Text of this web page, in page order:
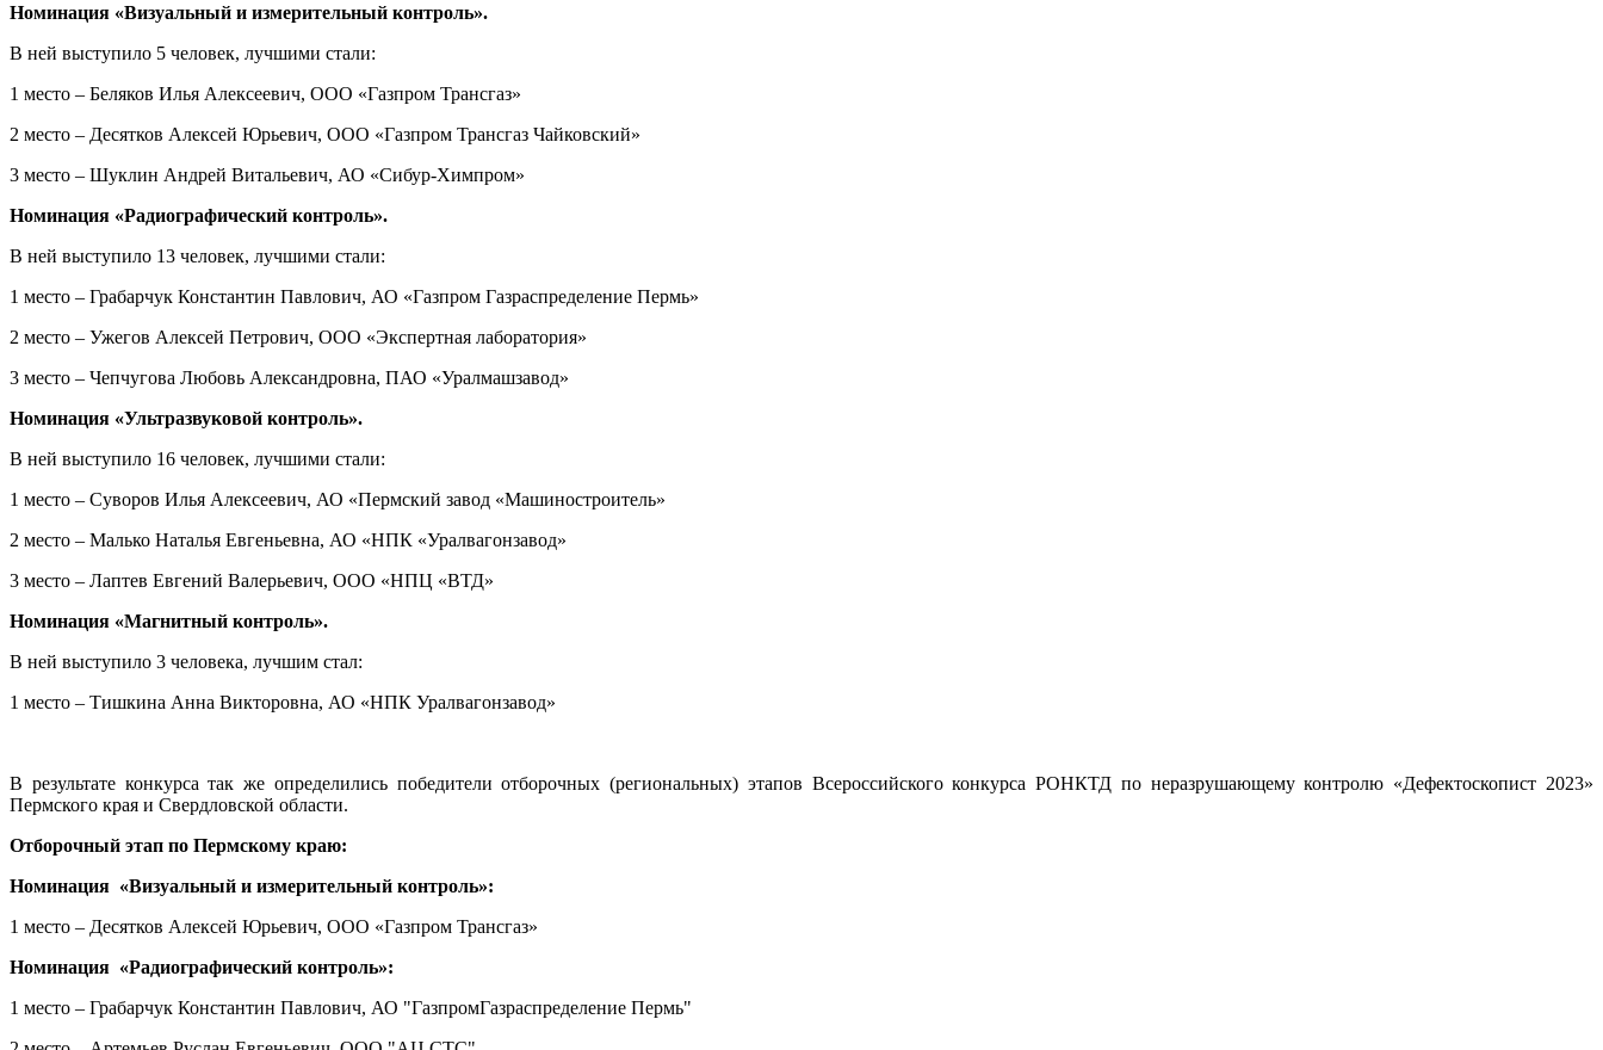
Номинация «Визуальный и измерительный контроль».
В ней выступило 5 человек, лучшими стали:
1 место – Беляков Илья Алексеевич, ООО «Газпром Трансгаз»
2 место – Десятков Алексей Юрьевич, ООО «Газпром Трансгаз Чайковский»
3 место – Шуклин Андрей Витальевич, АО «Сибур-Химпром»
Номинация «Радиографический контроль».
В ней выступило 13 человек, лучшими стали:
1 место – Грабарчук Константин Павлович, АО «Газпром Газраспределение Пермь»
2 место – Ужегов Алексей Петрович, ООО «Экспертная лаборатория»
3 место – Чепчугова Любовь Александровна, ПАО «Уралмашзавод»
Номинация «Ультразвуковой контроль».
В ней выступило 16 человек, лучшими стали:
1 место – Суворов Илья Алексеевич, АО «Пермский завод «Машиностроитель»
2 место – Малько Наталья Евгеньевна, АО «НПК «Уралвагонзавод»
3 место – Лаптев Евгений Валерьевич, ООО «НПЦ «ВТД»
Номинация «Магнитный контроль».
В ней выступило 3 человека, лучшим стал:
1 место – Тишкина Анна Викторовна, АО «НПК Уралвагонзавод»
В результате конкурса так же определились победители отборочных (региональных) этапов Всероссийского конкурса РОНКТД по неразрушающему контролю «Дефектоскопист 2023»
Пермского края и Свердловской области.
Отборочный этап по Пермскому краю:
Номинация «Визуальный и измерительный контроль»:
1 место – Десятков Алексей Юрьевич, ООО «Газпром Трансгаз»
Номинация «Радиографический контроль»:
1 место – Грабарчук Константин Павлович, АО "ГазпромГазраспределение Пермь"